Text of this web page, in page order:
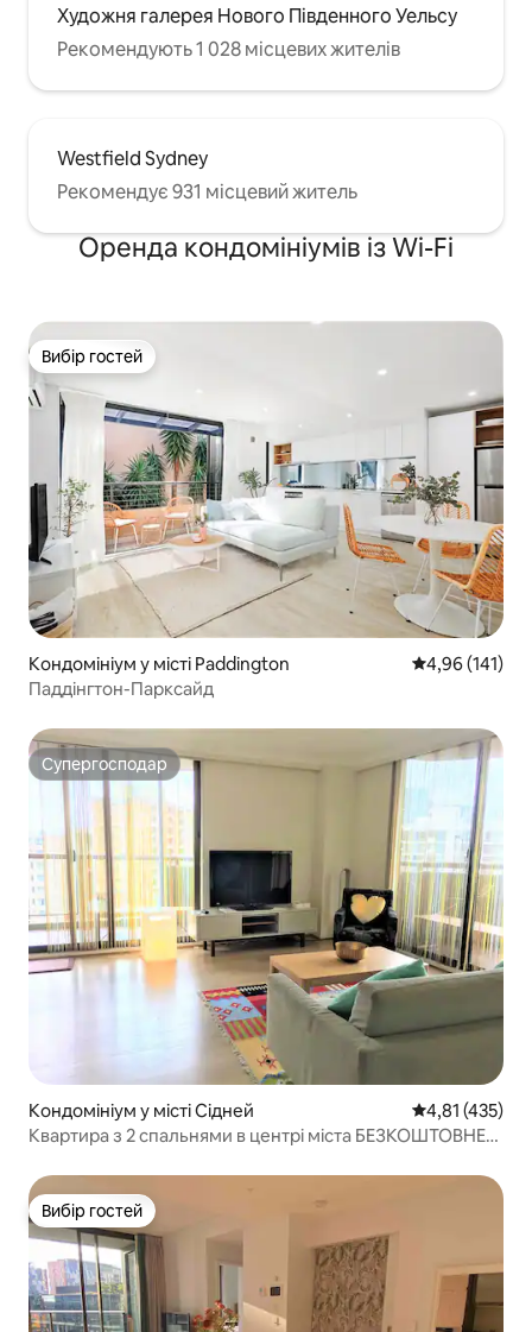
Художня галерея Нового Південного Уельсу
Рекомендують 1 028 місцевих жителів
Westfield Sydney
Рекомендує 931 місцевий житель
Оренда кондомініумів із Wi-Fi
Вибір гостей
Вибір гостей
Кондомініум у місті Paddington Середня
4,96 (141)
Паддінгтон-Парксайд
Супергосподар
Супергосподар
Кондомініум у місті Сідней Середня
4,81 (435)
Квартира з 2 спальнями в центрі міста БЕЗКОШТОВНЕ
Вибір гостей
Вибір гостей